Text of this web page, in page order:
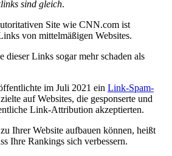
sind gleich.
Site wie CNN.com ist
von mittelmäßigen Websites.
dieser Links sogar mehr schaden als
im Juli 2021 ein Link-Spam-
auf Websites, die gesponserte und
Link-Attribution akzeptierten.
Ihrer Website aufbauen können, heißt
Ihre Rankings sich verbessern.